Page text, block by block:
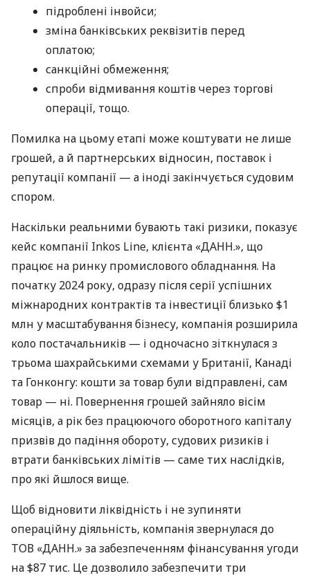
підроблені інвойси;
зміна банківських реквізитів перед
оплатою;
санкційні обмеження;
спроби відмивання коштів через торгові
операції, тощо.
Помилка на цьому етапі може коштувати не лише
грошей, а й партнерських відносин, поставок і
репутації компанії — а іноді закінчується судовим
спором.
Наскільки реальними бувають такі ризики, показує
кейс компанії Inkos Line, клієнта «ДАНН.», що
працює на ринку промислового обладнання. На
початку 2024 року, одразу після серії успішних
міжнародних контрактів та інвестиції близько $1
млн у масштабування бізнесу, компанія розширила
коло постачальників — і одночасно зіткнулася з
трьома шахрайськими схемами у Британії, Канаді
та Гонконгу: кошти за товар були відправлені, сам
товар — ні. Повернення грошей зайняло вісім
місяців, а рік без працюючого оборотного капіталу
призвів до падіння обороту, судових ризиків і
втрати банківських лімітів — саме тих наслідків,
про які йшлося вище.
Щоб відновити ліквідність і не зупиняти
операційну діяльність, компанія звернулася до
ТОВ «ДАНН.» за забезпеченням фінансування угоди
на $87 тис. Це дозволило забезпечити три